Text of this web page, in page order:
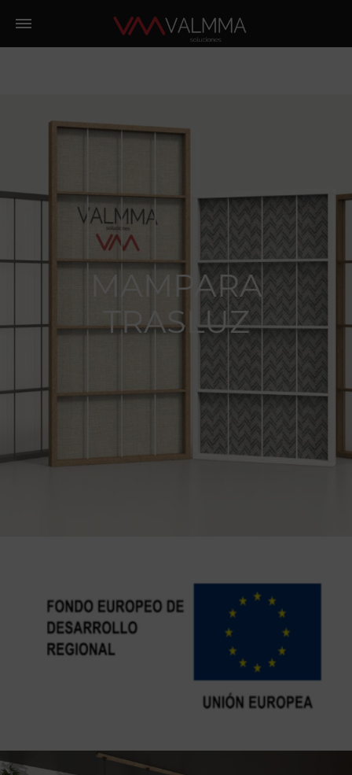
MAMPARA
TRASLUZ